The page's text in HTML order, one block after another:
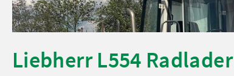
Liebherr L554 Radlader